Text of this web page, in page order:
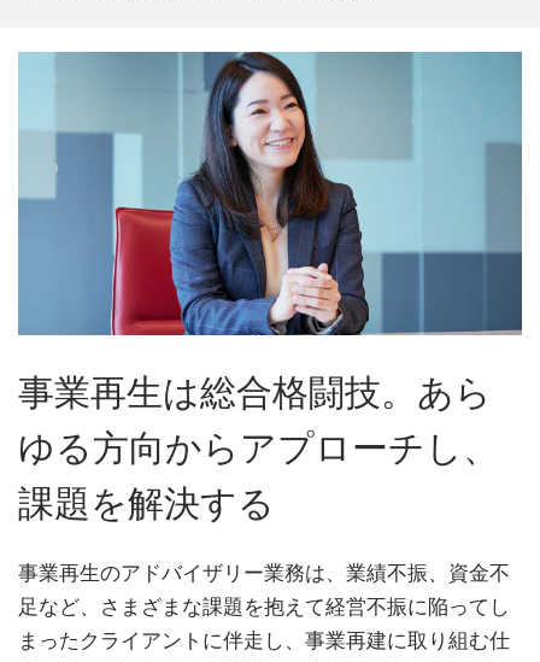
事業再生は総合格闘技。あら
ゆる方向からアプローチし、
課題を解決する
事業再生のアドバイザリー業務は、業績不振、資金不
足など、さまざまな課題を抱えて経営不振に陥ってし
まったクライアントに伴走し、事業再建に取り組む仕